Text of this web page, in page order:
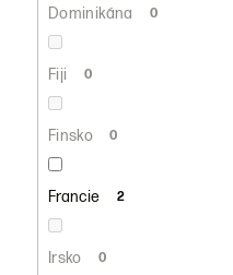
Dominikána 0
Fiji 0
Finsko 0
Francie 2
Irsko 0